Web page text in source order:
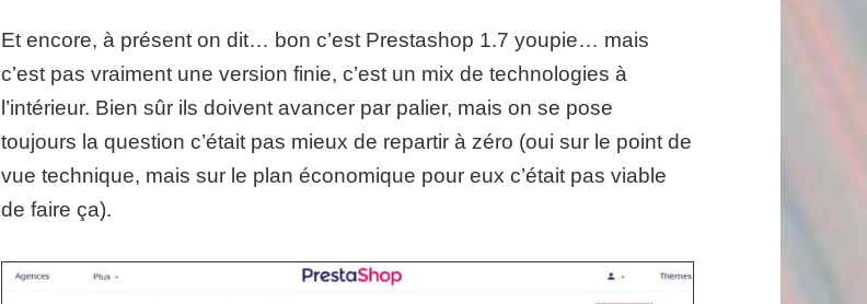
Et encore, à présent on dit… bon c’est Prestashop 1.7 youpie… mais
c’est pas vraiment une version finie, c’est un mix de technologies à
l’intérieur. Bien sûr ils doivent avancer par palier, mais on se pose
toujours la question c’était pas mieux de repartir à zéro (oui sur le point de
vue technique, mais sur le plan économique pour eux c’était pas viable
de faire ça).